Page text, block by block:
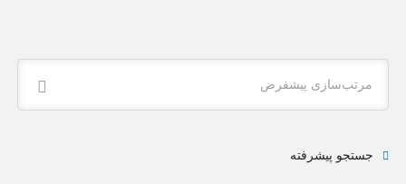
پیشفرض
پیشرفته